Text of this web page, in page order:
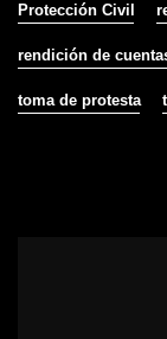
Protección Civil
rendición de
toma de protesta